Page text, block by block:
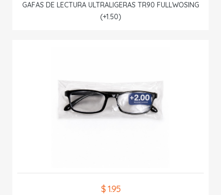
GAFAS DE LECTURA ULTRALIGERAS TR90 FULLWOSING
(+1.50)
$ 1.95